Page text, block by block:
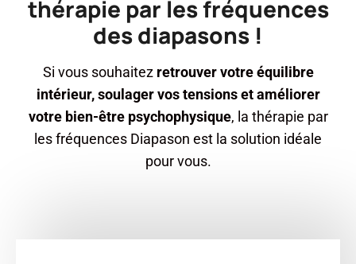
thérapie par les fréquences
des diapasons !
Si vous souhaitez retrouver votre équilibre
intérieur, soulager vos tensions et améliorer
votre bien-être psychophysique, la thérapie par
les fréquences Diapason est la solution idéale
pour vous.